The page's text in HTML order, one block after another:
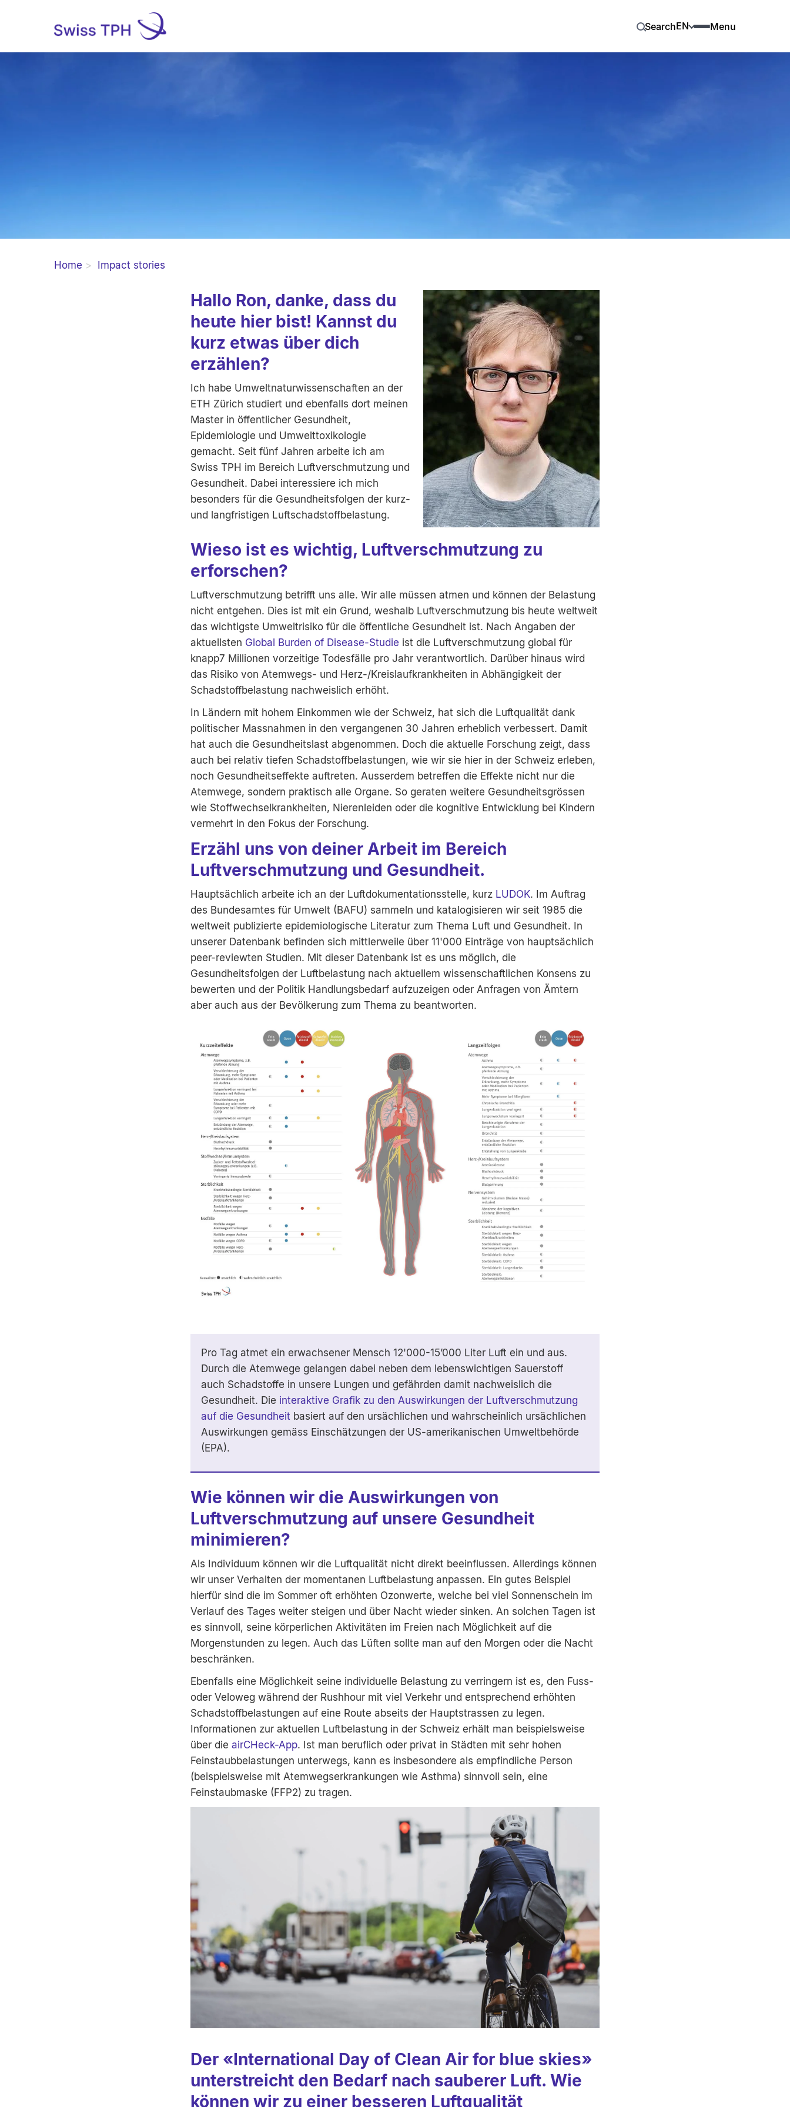
SearchEN Menu
Home Impact stories
Hallo Ron, danke, dass du
heute hier bist! Kannst du
kurz etwas über dich
erzählen?
Ich habe Umweltnaturwissenschaften an der
ETH Zürich studiert und ebenfalls dort meinen
Master in öffentlicher Gesundheit,
Epidemiologie und Umwelttoxikologie
gemacht. Seit fünf Jahren arbeite ich am
Swiss TPH im Bereich Luftverschmutzung und
Gesundheit. Dabei interessiere ich mich
besonders für die Gesundheitsfolgen der kurz-
und langfristigen Luftschadstoffbelastung.
Wieso ist es wichtig, Luftverschmutzung zu
erforschen?
Luftverschmutzung betrifft uns alle. Wir alle müssen atmen und können der Belastung
nicht entgehen. Dies ist mit ein Grund, weshalb Luftverschmutzung bis heute weltweit
das wichtigste Umweltrisiko für die öffentliche Gesundheit ist. Nach Angaben der
aktuellsten Global Burden of Disease-Studie ist die Luftverschmutzung global für
knapp7 Millionen vorzeitige Todesfälle pro Jahr verantwortlich. Darüber hinaus wird
das Risiko von Atemwegs- und Herz-/Kreislaufkrankheiten in Abhängigkeit der
Schadstoffbelastung nachweislich erhöht.
In Ländern mit hohem Einkommen wie der Schweiz, hat sich die Luftqualität dank
politischer Massnahmen in den vergangenen 30 Jahren erheblich verbessert. Damit
hat auch die Gesundheitslast abgenommen. Doch die aktuelle Forschung zeigt, dass
auch bei relativ tiefen Schadstoffbelastungen, wie wir sie hier in der Schweiz erleben,
noch Gesundheitseffekte auftreten. Ausserdem betreffen die Effekte nicht nur die
Atemwege, sondern praktisch alle Organe. So geraten weitere Gesundheitsgrössen
wie Stoffwechselkrankheiten, Nierenleiden oder die kognitive Entwicklung bei Kindern
vermehrt in den Fokus der Forschung.
Erzähl uns von deiner Arbeit im Bereich
Luftverschmutzung und Gesundheit.
Hauptsächlich arbeite ich an der Luftdokumentationsstelle, kurz LUDOK. Im Auftrag
des Bundesamtes für Umwelt (BAFU) sammeln und katalogisieren wir seit 1985 die
weltweit publizierte epidemiologische Literatur zum Thema Luft und Gesundheit. In
unserer Datenbank befinden sich mittlerweile über 11'000 Einträge von hauptsächlich
peer-reviewten Studien. Mit dieser Datenbank ist es uns möglich, die
Gesundheitsfolgen der Luftbelastung nach aktuellem wissenschaftlichen Konsens zu
bewerten und der Politik Handlungsbedarf aufzuzeigen oder Anfragen von Ämtern
aber auch aus der Bevölkerung zum Thema zu beantworten.
Pro Tag atmet ein erwachsener Mensch 12'000-15’000 Liter Luft ein und aus.
Durch die Atemwege gelangen dabei neben dem lebenswichtigen Sauerstoff
auch Schadstoffe in unsere Lungen und gefährden damit nachweislich die
Gesundheit. Die interaktive Grafik zu den Auswirkungen der Luftverschmutzung
auf die Gesundheit basiert auf den ursächlichen und wahrscheinlich ursächlichen
Auswirkungen gemäss Einschätzungen der US-amerikanischen Umweltbehörde
(EPA).
Wie können wir die Auswirkungen von
Luftverschmutzung auf unsere Gesundheit
minimieren?
Als Individuum können wir die Luftqualität nicht direkt beeinflussen. Allerdings können
wir unser Verhalten der momentanen Luftbelastung anpassen. Ein gutes Beispiel
hierfür sind die im Sommer oft erhöhten Ozonwerte, welche bei viel Sonnenschein im
Verlauf des Tages weiter steigen und über Nacht wieder sinken. An solchen Tagen ist
es sinnvoll, seine körperlichen Aktivitäten im Freien nach Möglichkeit auf die
Morgenstunden zu legen. Auch das Lüften sollte man auf den Morgen oder die Nacht
beschränken.
Ebenfalls eine Möglichkeit seine individuelle Belastung zu verringern ist es, den Fuss-
oder Veloweg während der Rushhour mit viel Verkehr und entsprechend erhöhten
Schadstoffbelastungen auf eine Route abseits der Hauptstrassen zu legen.
Informationen zur aktuellen Luftbelastung in der Schweiz erhält man beispielsweise
über die airCHeck-App. Ist man beruflich oder privat in Städten mit sehr hohen
Feinstaubbelastungen unterwegs, kann es insbesondere als empfindliche Person
(beispielsweise mit Atemwegserkrankungen wie Asthma) sinnvoll sein, eine
Feinstaubmaske (FFP2) zu tragen.
Der «International Day of Clean Air for blue skies»
unterstreicht den Bedarf nach sauberer Luft. Wie
können wir zu einer besseren Luftqualität